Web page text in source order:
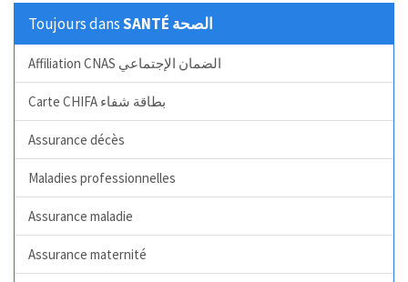
Toujours dans SANTÉ الصحة
Affiliation CNAS الضمان الإجتماعي
Carte CHIFA بطاقة شفاء
Assurance décès
Maladies professionnelles
Assurance maladie
Assurance maternité